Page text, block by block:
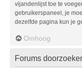
vijandenlijst toe te
gebruikerspaneel, je
dezelfde pagina kun je
Omhoog
Forums